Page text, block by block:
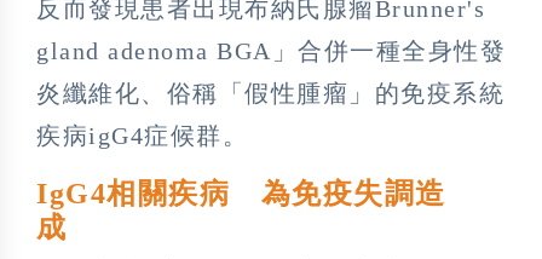
反而發現患者出現布納氏腺瘤Brunner's
gland adenoma BGA」合併一種全身性發
炎纖維化、俗稱「假性腫瘤」的免疫系統
疾病igG4症候群。
IgG4相關疾病 為免疫失調造
成